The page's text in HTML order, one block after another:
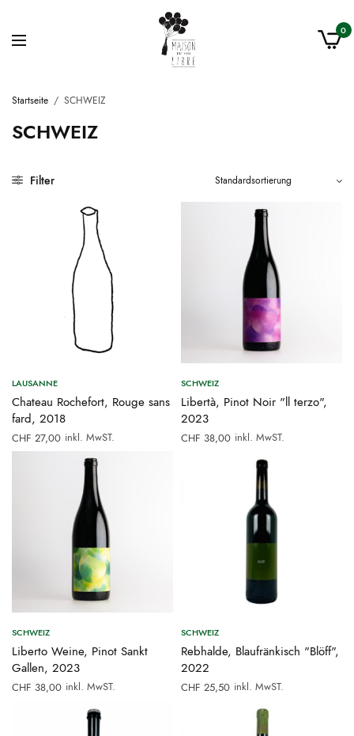
0
Startseite / SCHWEIZ
SCHWEIZ
Filter
LAUSANNE
Chateau Rochefort, Rouge sans
fard, 2018
CHF 27,00 inkl. MwST.
SCHWEIZ
Libertà, Pinot Noir "ll terzo",
2023
CHF 38,00 inkl. MwST.
SCHWEIZ
Liberto Weine, Pinot Sankt
Gallen, 2023
CHF 38,00 inkl. MwST.
SCHWEIZ
Rebhalde, Blaufränkisch "Blöff",
2022
CHF 25,50 inkl. MwST.